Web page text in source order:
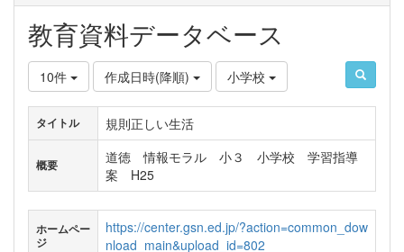
教育資料データベース
10件 作成日時(降順) 小学校
タイトル 規則正しい生活
概要
道徳 情報モラル 小３ 小学校 学習指導
案 H25
ホームペー
ジ
https://center.gsn.ed.jp/?action=common_dow
nload_main&upload_id=802